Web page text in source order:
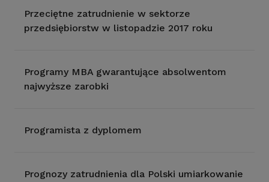
Przeciętne zatrudnienie w sektorze
przedsiębiorstw w listopadzie 2017 roku
Programy MBA gwarantujące absolwentom
najwyższe zarobki
Programista z dyplomem
Prognozy zatrudnienia dla Polski umiarkowanie